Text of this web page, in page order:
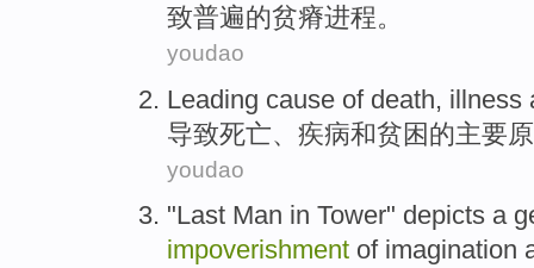
致普遍的贫瘠进程。
youdao
Leading cause of death, illness
导致死亡、 疾病和贫困 的主要
youdao
"Last Man in Tower" depicts a
impoverishment of imagination